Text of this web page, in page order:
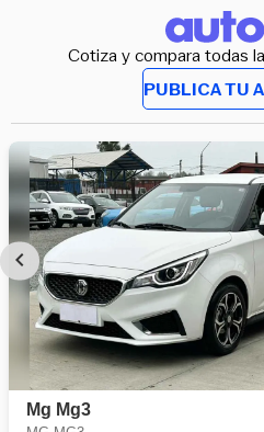
Cotiza y compara todas
PUBLICA TU